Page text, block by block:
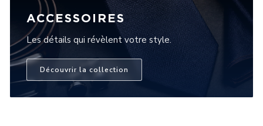
ACCESSOIRES
Les détails qui révèlent votre style.
Découvrir la collection